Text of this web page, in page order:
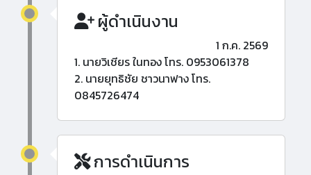
ผู้ดำเนินงาน
1 ก.ค. 2569
1. นายวิเชียร ในทอง โทร. 0953061378
2. นายยุทธิชัย ชาวนาฟาง โทร.
0845726474
การดำเนินการ